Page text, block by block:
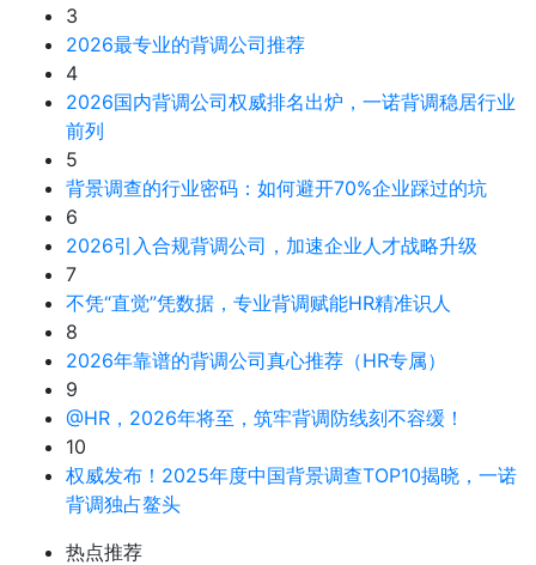
3
2026最专业的背调公司推荐
4
2026国内背调公司权威排名出炉，一诺背调稳居行业
前列
5
背景调查的行业密码：如何避开70%企业踩过的坑
6
2026引入合规背调公司，加速企业人才战略升级
7
不凭“直觉”凭数据，专业背调赋能HR精准识人
8
2026年靠谱的背调公司真心推荐（HR专属）
9
@HR，2026年将至，筑牢背调防线刻不容缓！
10
权威发布！2025年度中国背景调查TOP10揭晓，一诺
背调独占鳌头
热点推荐